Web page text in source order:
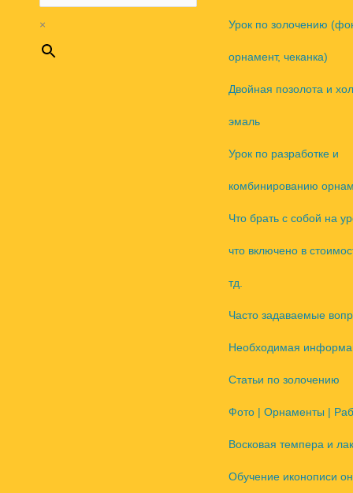
× Урок по золочению
орнамент, чеканка)
Двойная позолота и
эмаль
Урок по разработке и
комбинированию
Что брать с собой на
что включено в
тд.
Часто задаваемые
Необходимая
Статьи по золочению
Фото | Орнаменты |
Восковая темпера и лак
Обучение иконописи